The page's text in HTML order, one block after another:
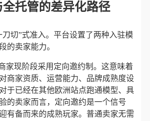
全托管的差异化路径
刀切”式准入。平台设置了两种入驻模
的卖家能力。
家现阶段采用定向邀约制。这意味着
商家资质、运营能力、品牌成熟度设
于已经在其他欧洲站点跑通模型、具
的卖家而言，定向邀约是一个信号
备而来的成熟玩家。普通卖家无需